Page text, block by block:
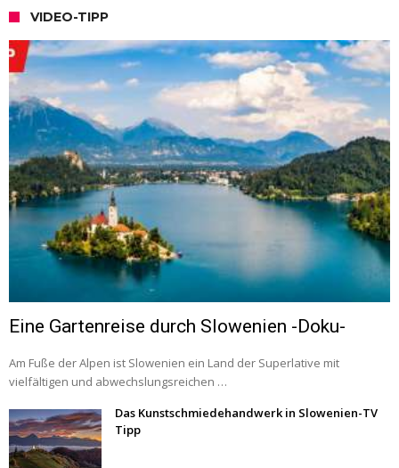
VIDEO-TIPP
Eine Gartenreise durch Slowenien -Doku-
Am Fuße der Alpen ist Slowenien ein Land der Superlative mit
vielfältigen und abwechslungsreichen …
Das Kunstschmiedehandwerk in Slowenien-TV
Tipp